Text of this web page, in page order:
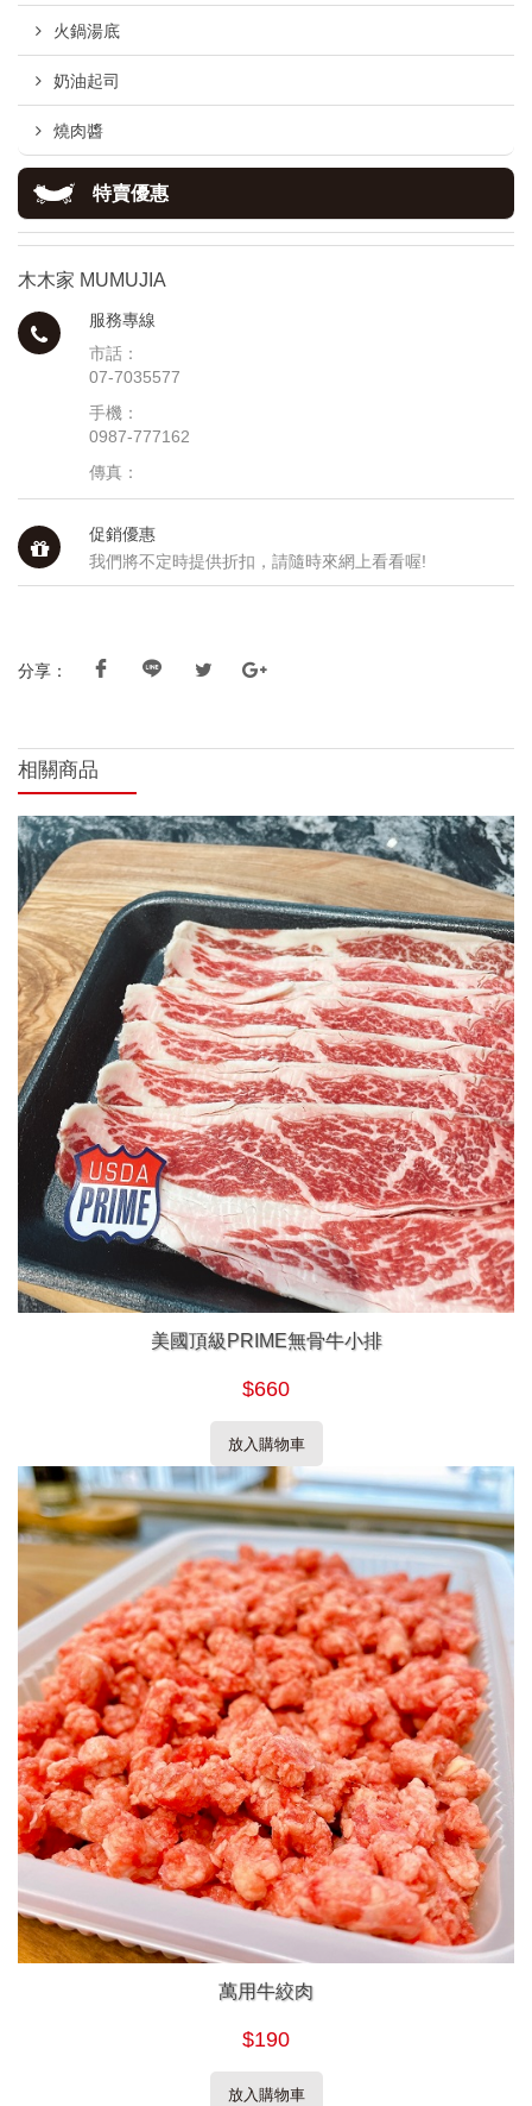
火鍋湯底
奶油起司
燒肉醬
特賣優惠
木木家 MUMUJIA
服務專線
市話：
07-7035577
手機：
0987-777162
傳真：
促銷優惠
我們將不定時提供折扣，請隨時來網上看看喔!
分享：
相關商品
美國頂級PRIME無骨牛小排
$660
放入購物車
萬用牛絞肉
$190
放入購物車